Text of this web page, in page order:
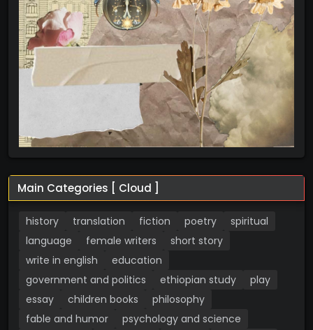
Main Categories [ Cloud ]
history translation fiction poetry
spiritual
language
female writers
short story
write in english
education
government and politics
ethiopian study
play
essay
children books
philosophy
fable and humor
psychology and science